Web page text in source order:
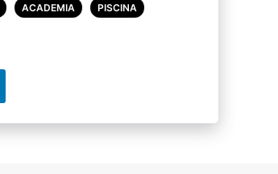
ACADEMIA PISCINA